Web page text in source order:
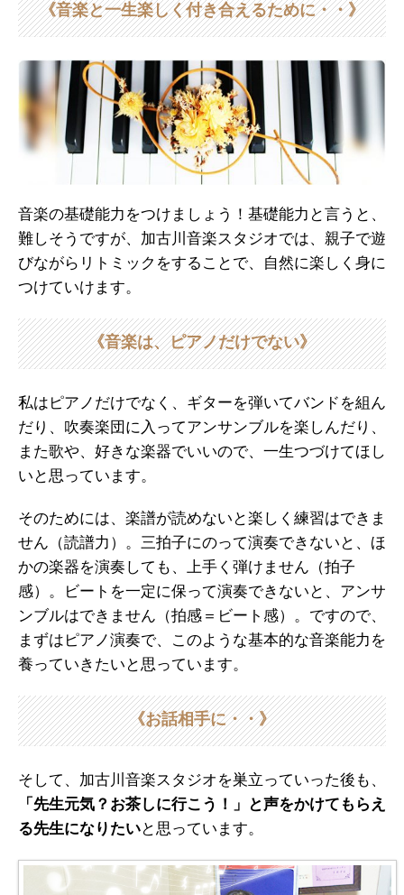
《音楽と一生楽しく付き合えるために・・》
音楽の基礎能力をつけましょう！基礎能力と言うと、
難しそうですが、加古川音楽スタジオでは、親子で遊
びながらリトミックをすることで、自然に楽しく身に
つけていけます。
《音楽は、ピアノだけでない》
私はピアノだけでなく、ギターを弾いてバンドを組ん
だり、吹奏楽団に入ってアンサンブルを楽しんだり、
また歌や、好きな楽器でいいので、一生つづけてほし
いと思っています。
そのためには、楽譜が読めないと楽しく練習はできま
せん（読譜力）。三拍子にのって演奏できないと、ほ
かの楽器を演奏しても、上手く弾けません（拍子
感）。ビートを一定に保って演奏できないと、アンサ
ンブルはできません（拍感＝ビート感）。ですので、
まずはピアノ演奏で、このような基本的な音楽能力を
養っていきたいと思っています。
《お話相手に・・》
そして、加古川音楽スタジオを巣立っていった後も、
「先生元気？お茶しに行こう！」と声をかけてもらえ
る先生になりたいと思っています。